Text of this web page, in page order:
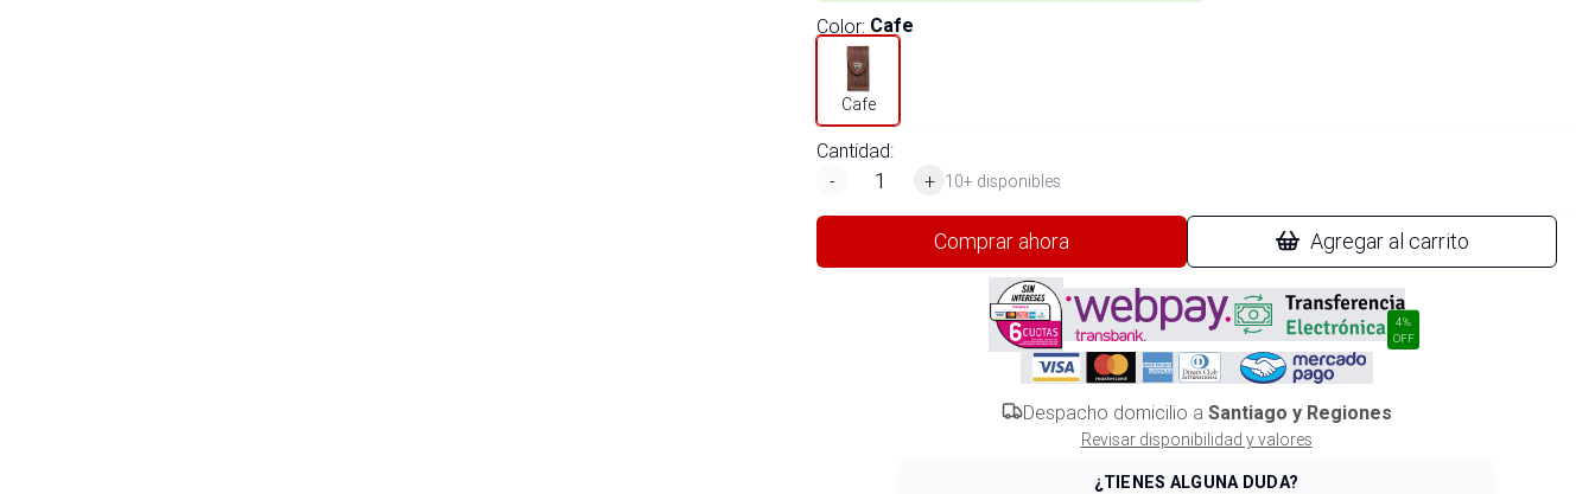
Color: Cafe
Cafe
Cantidad:
-
+ 10+ disponibles
Comprar ahora Agregar al carrito
4%
OFF
Despacho domicilio a Santiago y Regiones
Revisar disponibilidad y valores
¿TIENES ALGUNA DUDA?